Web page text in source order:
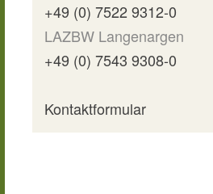
+49 (0) 7522 9312-0
LAZBW Langenargen
+49 (0) 7543 9308-0
Kontaktformular